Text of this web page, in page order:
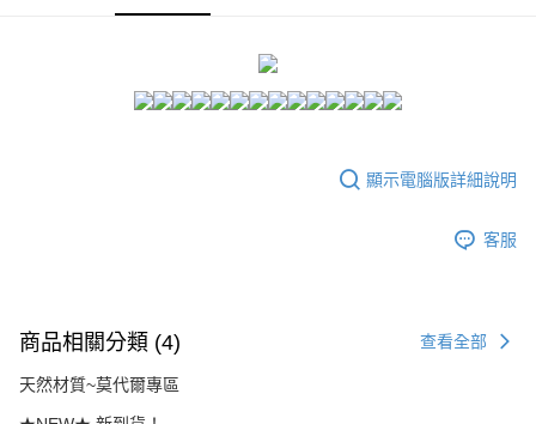
https://netprotections.freshdesk.com/support/home
３．未成年的使用者請事先徵得法定代理人或監護人之同意方可使用
時審查核予不同之上限額度；若仍有額度不足之情形，本公司將視審查結果
請求用戶進行身份認證。
恩沛科技股份有限公司將有權停止該用戶之使用額度並採取法律行動。
每筆NT$80，滿NT$1,500(含以上)免運費
顯示電腦版詳細說明
客服
商品相關分類 (4) 查看全部
天然材質~莫代爾專區